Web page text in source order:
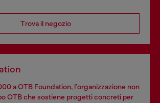
Trova il negozio
a OTB Foundation, l’organizzazione non
OTB che sostiene progetti concreti per